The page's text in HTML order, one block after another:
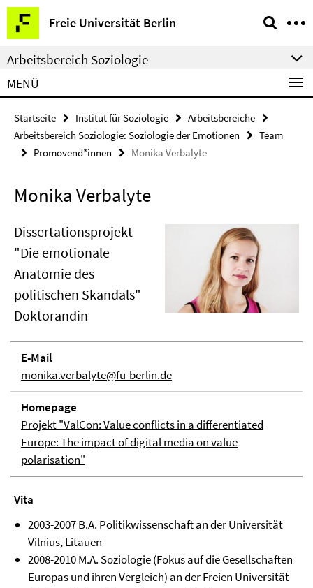
Springe
direkt
zu
Inhalt
Freie Universität Berlin
Service-
Navigation
Arbeitsbereich Soziologie
MENÜ
Startseite Institut für Soziologie
Arbeitsbereiche
Arbeitsbereich Soziologie: Soziologie der Emotionen
Team
Promovend*innen
Monika Verbalyte
Monika Verbalyte
Dissertationsprojekt
"Die emotionale
Anatomie des
politischen Skandals"
Doktorandin
E-Mail
monika.verbalyte@fu-berlin.de
Homepage
Projekt "ValCon: Value conflicts in a differentiated
Europe: The impact of digital media on value
polarisation"
Vita
2003-2007 B.A. Politikwissenschaft an der Universität
Vilnius, Litauen
2008-2010 M.A. Soziologie (Fokus auf die Gesellschaften
Europas und ihren Vergleich) an der Freien Universität